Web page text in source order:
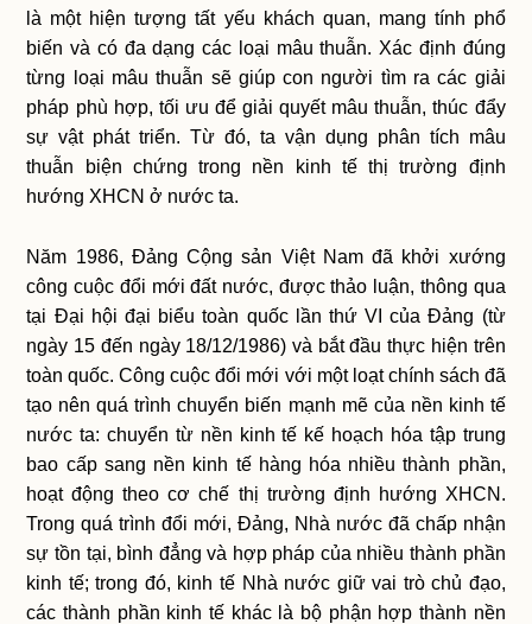
là một hiện tượng tất yếu khách quan, mang tính phổ
biến và có đa dạng các loại mâu thuẫn. Xác định đúng
từng loại mâu thuẫn sẽ giúp con người tìm ra các giải
pháp phù hợp, tối ưu để giải quyết mâu thuẫn, thúc đẩy
sự vật phát triển. Từ đó, ta vận dụng phân tích mâu
thuẫn biện chứng trong nền kinh tế thị trường định
hướng XHCN ở nước ta.
Năm 1986, Đảng Cộng sản Việt Nam đã khởi xướng
công cuộc đổi mới đất nước, được thảo luận, thông qua
tại Đại hội đại biểu toàn quốc lần thứ VI của Đảng (từ
ngày 15 đến ngày 18/12/1986) và bắt đầu thực hiện trên
toàn quốc. Công cuộc đổi mới với một loạt chính sách đã
tạo nên quá trình chuyển biến mạnh mẽ của nền kinh tế
nước ta: chuyển từ nền kinh tế kế hoạch hóa tập trung
bao cấp sang nền kinh tế hàng hóa nhiều thành phần,
hoạt động theo cơ chế thị trường định hướng XHCN.
Trong quá trình đổi mới, Đảng, Nhà nước đã chấp nhận
sự tồn tại, bình đẳng và hợp pháp của nhiều thành phần
kinh tế; trong đó, kinh tế Nhà nước giữ vai trò chủ đạo,
các thành phần kinh tế khác là bộ phận hợp thành nền